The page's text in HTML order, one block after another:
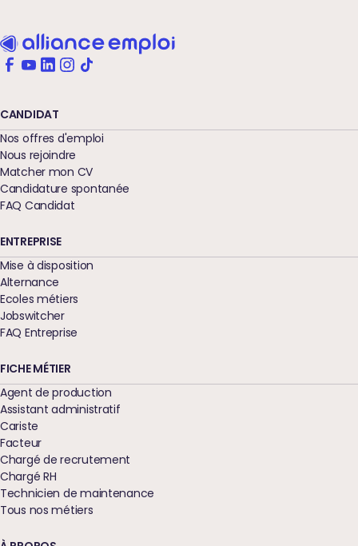
CANDIDAT
Nos offres d'emploi
Nous rejoindre
Matcher mon CV
Candidature spontanée
FAQ Candidat
ENTREPRISE
Mise à disposition
Alternance
Ecoles métiers
Jobswitcher
FAQ Entreprise
FICHE MÉTIER
Agent de production
Assistant administratif
Cariste
Facteur
Chargé de recrutement
Chargé RH
Technicien de maintenance
Tous nos métiers